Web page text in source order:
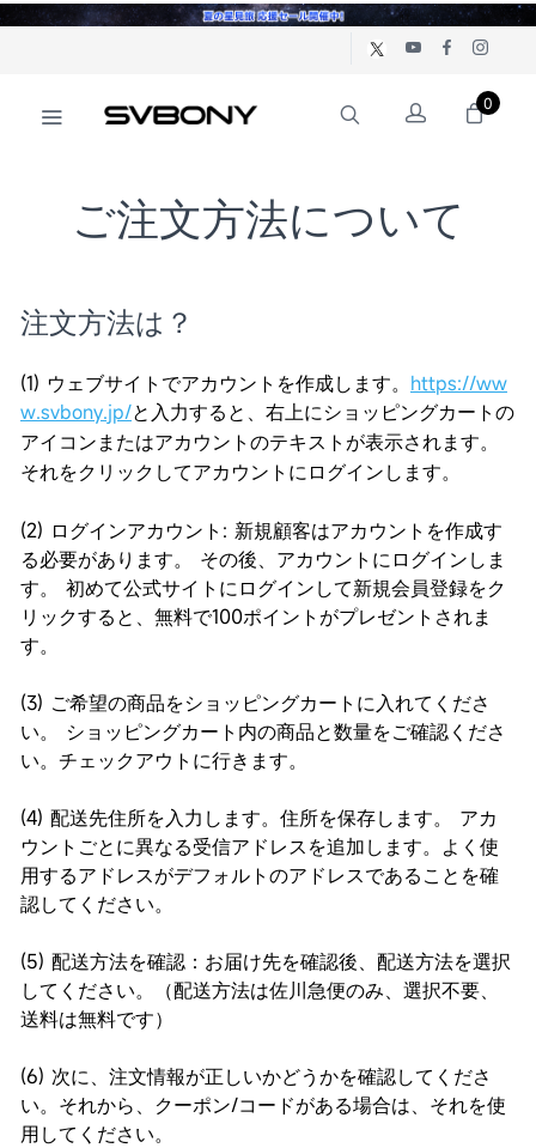
0
ご注文方法について
注文方法は？
(1) ウェブサイトでアカウントを作成します。 https://ww
w.svbony.jp/と入力すると、右上にショッピングカートの
アイコンまたはアカウントのテキストが表示されます。
それをクリックしてアカウントにログインします。
(2) ログインアカウント: 新規顧客はアカウントを作成す
る必要があります。 その後、アカウントにログインしま
す。 初めて公式サイトにログインして新規会員登録をク
リックすると、無料で100ポイントがプレゼントされま
す。
(3) ご希望の商品をショッピングカートに入れてくださ
い。 ショッピングカート内の商品と数量をご確認くださ
い。チェックアウトに行きます。
(4) 配送先住所を入力します。住所を保存します。 アカ
ウントごとに異なる受信アドレスを追加します。よく使
用するアドレスがデフォルトのアドレスであることを確
認してください。
(5) 配送方法を確認：お届け先を確認後、配送方法を選択
してください。（配送方法は佐川急便のみ、選択不要、
送料は無料です）
(6) 次に、注文情報が正しいかどうかを確認してくださ
い。それから、クーポン/コードがある場合は、それを使
用してください。